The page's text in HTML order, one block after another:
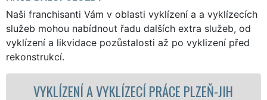
Naši franchisanti Vám v oblasti vyklízení a a vyklízecích
služeb mohou nabídnout řadu dalších extra služeb, od
vyklízení a likvidace pozůstalosti až po vyklizení před
rekonstrukcí.
PRÁCE PLZEŇ-JIH VYKLÍZECÍ